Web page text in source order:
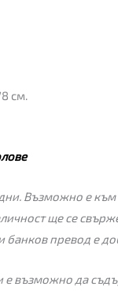
см.
Възможно е
ще се
банков превод е
възможно да